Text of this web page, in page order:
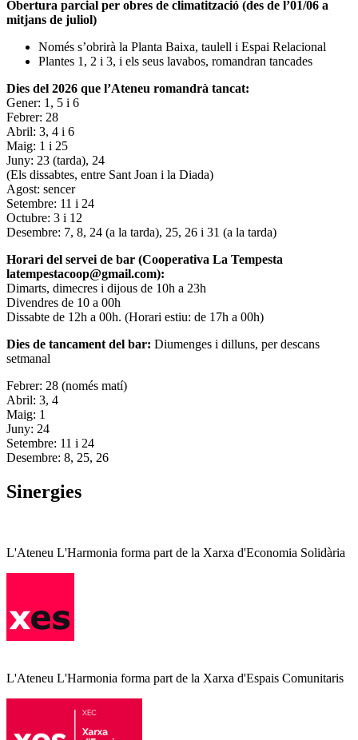
Obertura parcial per obres de climatització (des de l’01/06 a
mitjans de juliol)
Només s’obrirà la Planta Baixa, taulell i Espai Relacional
Plantes 1, 2 i 3, i els seus lavabos, romandran tancades
Dies del 2026 que l’Ateneu romandrà tancat:
Gener: 1, 5 i 6
Febrer: 28
Abril: 3, 4 i 6
Maig: 1 i 25
Juny: 23 (tarda), 24
(Els dissabtes, entre Sant Joan i la Diada)
Agost: sencer
Setembre: 11 i 24
Octubre: 3 i 12
Desembre: 7, 8, 24 (a la tarda), 25, 26 i 31 (a la tarda)
Horari del servei de bar (Cooperativa La Tempesta
latempestacoop@gmail.com):
Dimarts, dimecres i dijous de 10h a 23h
Divendres de 10 a 00h
Dissabte de 12h a 00h. (Horari estiu: de 17h a 00h)
Dies de tancament del bar: Diumenges i dilluns, per descans
setmanal
Febrer: 28 (només matí)
Abril: 3, 4
Maig: 1
Juny: 24
Setembre: 11 i 24
Desembre: 8, 25, 26
Sinergies
L'Ateneu L'Harmonia forma part de la Xarxa d'Economia Solidària
L'Ateneu L'Harmonia forma part de la Xarxa d'Espais Comunitaris